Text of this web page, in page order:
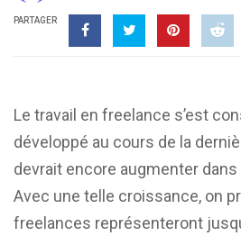
PARTAGER
Le travail en freelance s’est
développé au cours de la
devrait encore augmenter dans
Avec une telle croissance, on
freelances représenteront